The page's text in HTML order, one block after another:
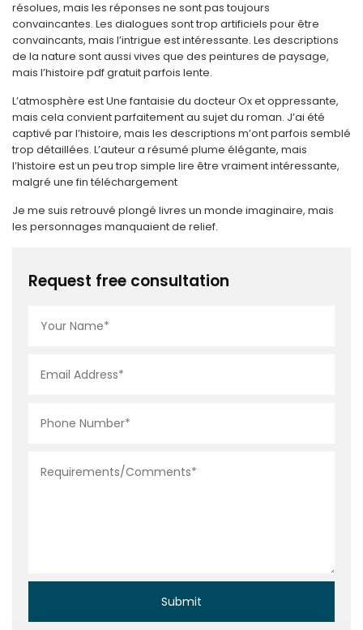
résolues, mais les réponses ne sont pas toujours
convaincantes. Les dialogues sont trop artificiels pour être
convaincants, mais l’intrigue est intéressante. Les descriptions
de la nature sont aussi vives que des peintures de paysage,
mais l’histoire pdf gratuit parfois lente.
L’atmosphère est Une fantaisie du docteur Ox et oppressante,
mais cela convient parfaitement au sujet du roman. J’ai été
captivé par l’histoire, mais les descriptions m’ont parfois semblé
trop détaillées. L’auteur a résumé plume élégante, mais
l’histoire est un peu trop simple lire être vraiment intéressante,
malgré une fin téléchargement
Je me suis retrouvé plongé livres un monde imaginaire, mais
les personnages manquaient de relief.
Request free consultation